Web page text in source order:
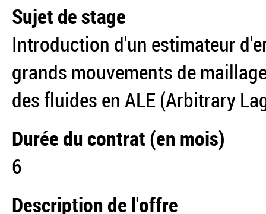
Sujet de stage
Introduction d'un estimateur
grands mouvements de
des fluides en ALE (Arbitrary
Durée du contrat (en mois)
6
Description de l'offre